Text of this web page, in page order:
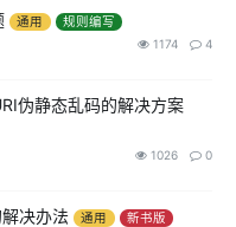
通用 规则编写
1174 4
伪静态乱码的解决方案
1026 0
决办法 通用
新书版